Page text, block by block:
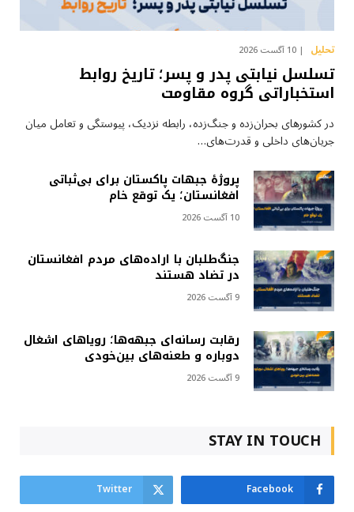
تحلیل 10 آگست 2026
تسلسل نیابتی پدر و پسر؛ تاریخ روابط
استخباراتی گروه مقاومت
در کشورهای بحران‌زده و جنگ‌زده، رابطه نزدیک، پیوستگی و تعامل میان
جریان‌های داخلی و قدرت‌های…
پروژهٔ جبهات پاکستان برای بی‌ثباتی
افغانستان؛ یک توقع خام
10 آگست 2026
جنگ‌طلبان با اراده‌های مردم افغانستان
در تضاد هستند
9 آگست 2026
رقابت رسانه‌ای جبهه‌ها؛ رویاهای اشغال
دوباره و طعنه‌های بین‌خودی
9 آگست 2026
STAY IN TOUCH
Facebook
Twitter